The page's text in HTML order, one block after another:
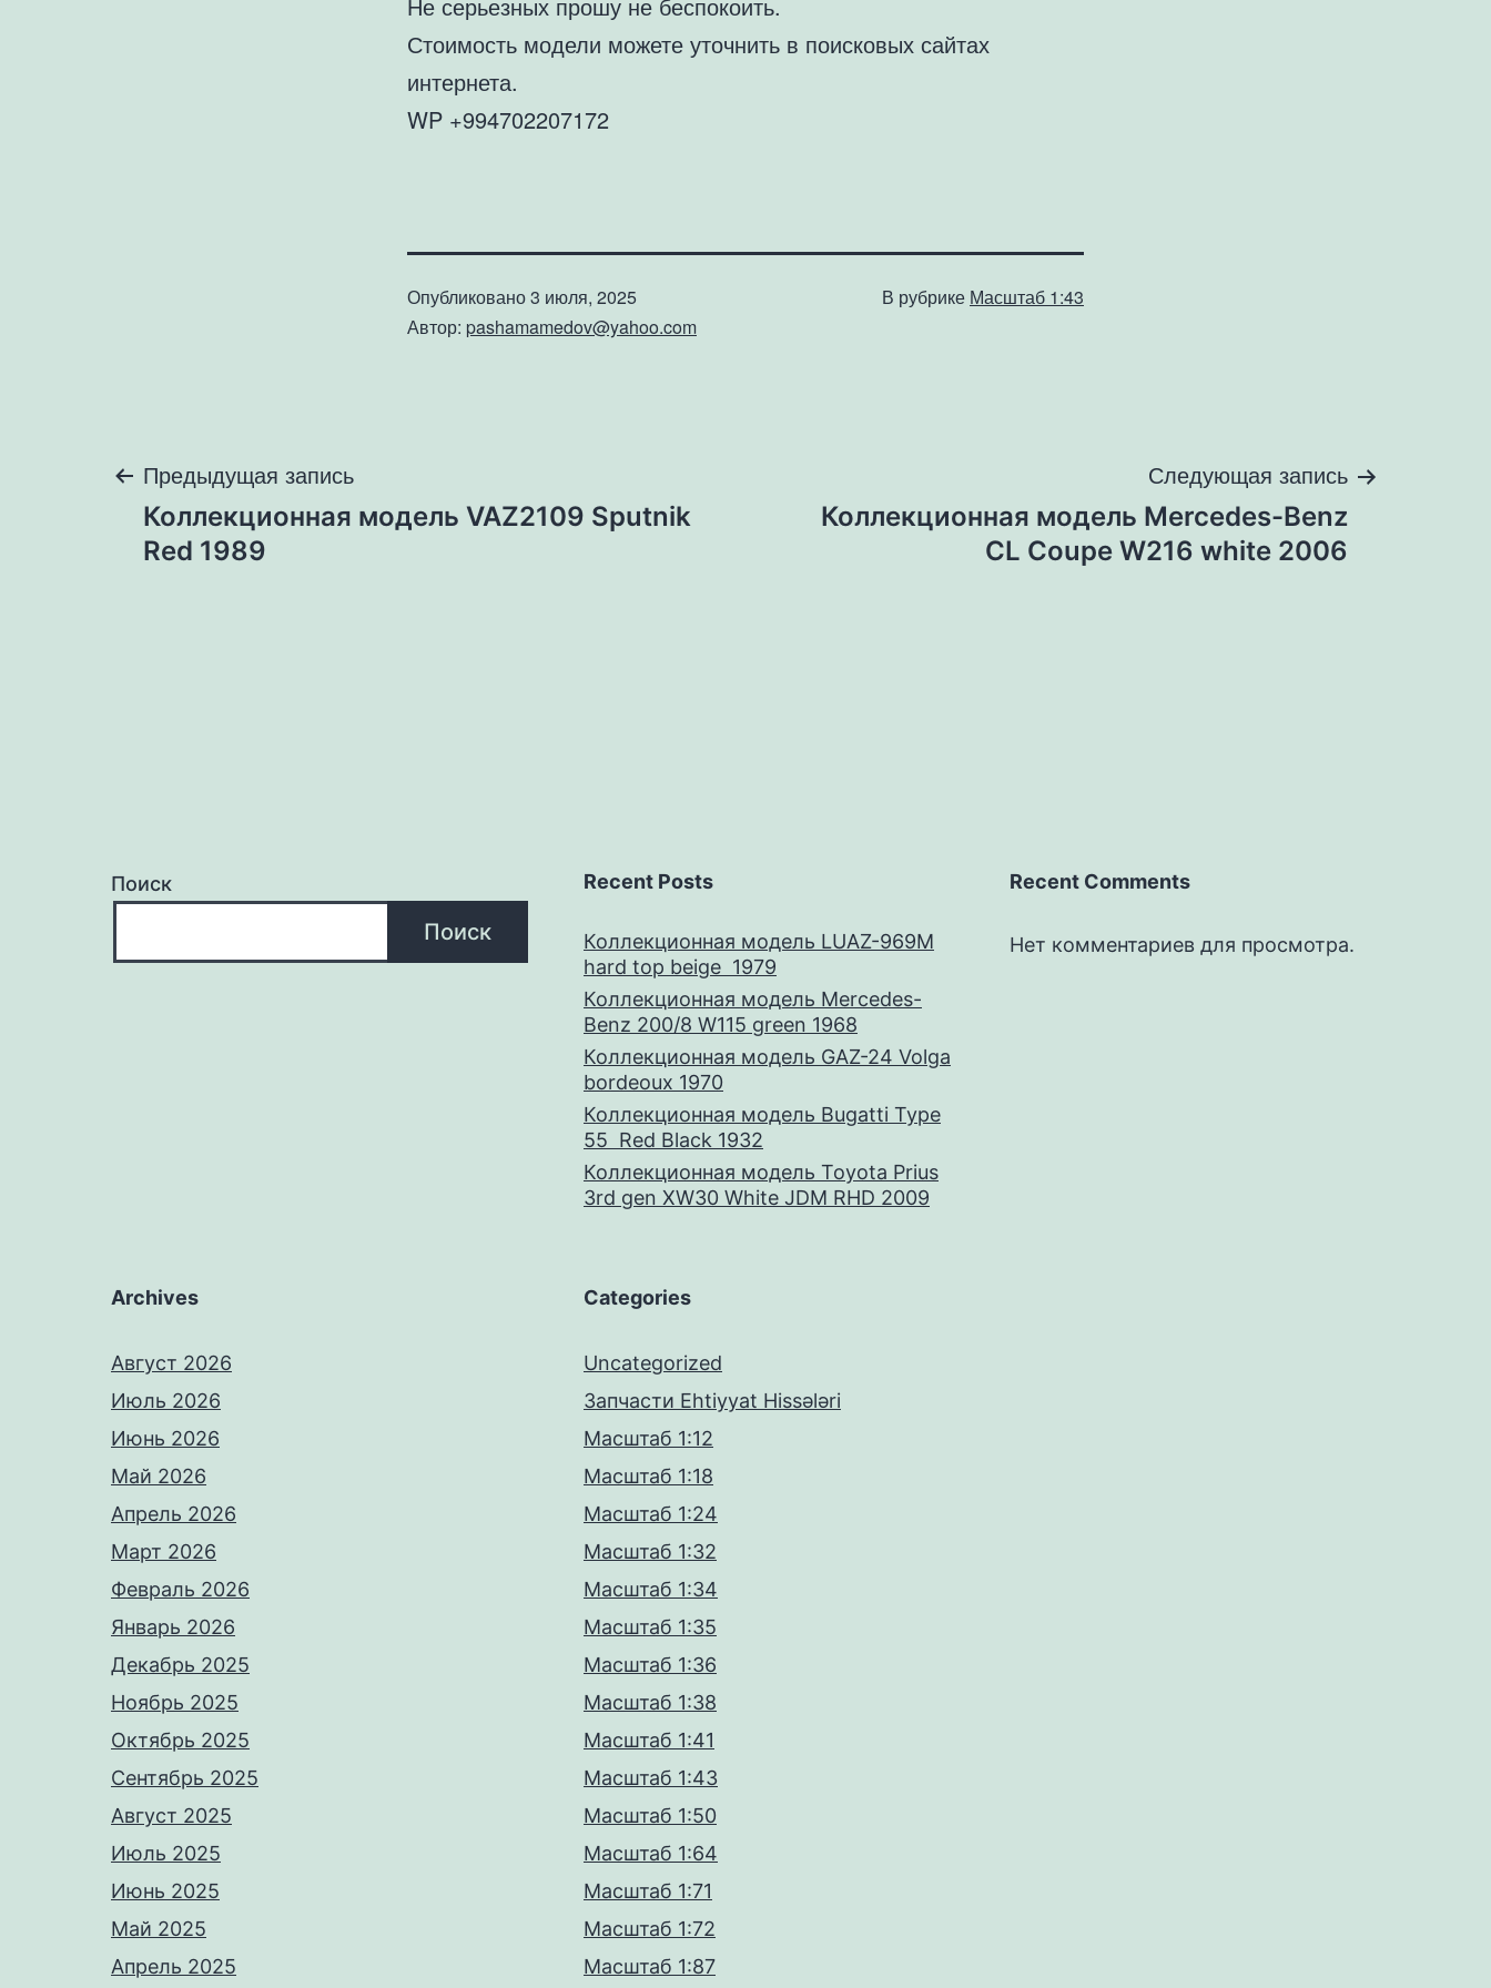
Стоимость модели можете уточнить в поисковых сайтах
интернета.
WP +994702207172
Опубликовано3 июля, 2025
Автор: pashamamedov@yahoo.com
В рубрике Масштаб 1:43
Навигация
по
Предыдущая запись
Коллекционная модель VAZ2109 Sputnik
Red 1989
Следующая запись
Коллекционная модель Mercedes-Benz
CL Coupe W216 white 2006
Поиск
Поиск
Recent Posts
Коллекционная модель LUAZ-969M
hard top beige 1979
Коллекционная модель Mercedes-
Benz 200/8 W115 green 1968
Коллекционная модель GAZ-24 Volga
bordeoux 1970
Коллекционная модель Bugatti Type
55 Red Black 1932
Коллекционная модель Toyota Prius
3rd gen XW30 White JDM RHD 2009
Recent Comments
Нет комментариев для просмотра.
Archives
Август 2026
Июль 2026
Июнь 2026
Май 2026
Апрель 2026
Март 2026
Февраль 2026
Январь 2026
Декабрь 2025
Ноябрь 2025
Октябрь 2025
Сентябрь 2025
Август 2025
Июль 2025
Июнь 2025
Май 2025
Апрель 2025
Categories
Uncategorized
Запчасти Ehtiyyat Hissələri
Масштаб 1:12
Масштаб 1:18
Масштаб 1:24
Масштаб 1:32
Масштаб 1:34
Масштаб 1:35
Масштаб 1:36
Масштаб 1:38
Масштаб 1:41
Масштаб 1:43
Масштаб 1:50
Масштаб 1:64
Масштаб 1:71
Масштаб 1:72
Масштаб 1:87